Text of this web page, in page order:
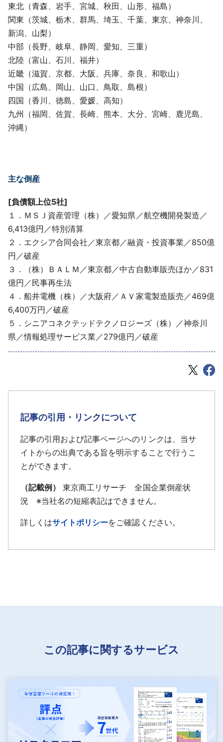
東北（青森、岩手、宮城、秋田、山形、福島）
関東（茨城、栃木、群馬、埼玉、千葉、東京、神奈川、
新潟、山梨）
中部（長野、岐阜、静岡、愛知、三重）
北陸（富山、石川、福井）
近畿（滋賀、京都、大阪、兵庫、奈良、和歌山）
中国（広島、岡山、山口、鳥取、島根）
四国（香川、徳島、愛媛、高知）
九州（福岡、佐賀、長崎、熊本、大分、宮崎、鹿児島、
沖縄）
主な倒産
[負債額上位5社]
１．ＭＳＪ資産管理（株）／愛知県／航空機開発製造／
6,413億円／特別清算
２．エクシア合同会社／東京都／融資・投資事業／850億
円／破産
３．（株）ＢＡＬＭ／東京都／中古自動車販売ほか／831
億円／民事再生法
４．船井電機（株）／大阪府／ＡＶ家電製造販売／469億
6,400万円／破産
５．シニアコネクテッドテクノロジーズ（株）／神奈川
県／情報処理サービス業／279億円／破産
記事の引用・リンクについて
記事の引用および記事ページへのリンクは、当サ
イトからの出典である旨を明示することで行うこ
とができます。
（記載例）
東京商工リサーチ 全国企業倒産状
況 ※当社名の短縮表記はできません。
詳しくはサイトポリシーをご確認ください。
この記事に関するサービス